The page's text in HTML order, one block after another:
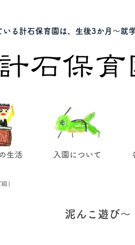
る計石保育園は、生後3か月～就
生活 入園について
）
泥んこ遊び～